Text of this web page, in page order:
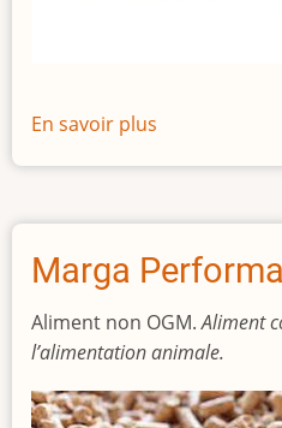
En savoir plus
Marga
Aliment non OGM.Aliment
l’alimentation animale.